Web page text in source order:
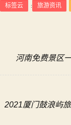
标签云 : 旅游资讯
航
河南免费景区
2021厦门鼓浪屿